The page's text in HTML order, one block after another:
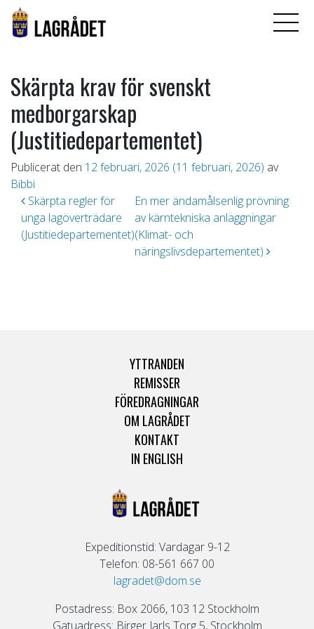
Skärpta krav för svenskt
medborgarskap
(Justitiedepartementet)
Publicerat den 12 februari, 2026 (11 februari, 2026) av
Bibbi
Inläggsnavigering
Skärpta regler för
unga lagöverträdare
(Justitiedepartementet)
En mer ändamålsenlig prövning
av kärntekniska anläggningar
(Klimat- och
näringslivsdepartementet)
YTTRANDEN
REMISSER
FÖREDRAGNINGAR
OM LAGRÅDET
KONTAKT
IN ENGLISH
Expeditionstid: Vardagar 9-12
Telefon: 08-561 667 00
lagradet@dom.se
Postadress: Box 2066, 103 12 Stockholm
Gatuadress: Birger Jarls Torg 5, Stockholm